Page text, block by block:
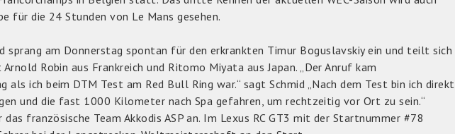
für die 24 Stunden von Le Mans gesehen.
sprang am Donnerstag spontan für den erkrankten Timur Boguslavskiy ein und teilt sich
Robin aus Frankreich und Ritomo Miyata aus Japan. „Der Anruf kam
ich beim DTM Test am Red Bull Ring war.“ sagt Schmid „Nach dem Test bin ich direkt
und die fast 1000 Kilometer nach Spa gefahren, um rechtzeitig vor Ort zu sein.“
französische Team Akkodis ASP an. Im Lexus RC GT3 mit der Startnummer #78